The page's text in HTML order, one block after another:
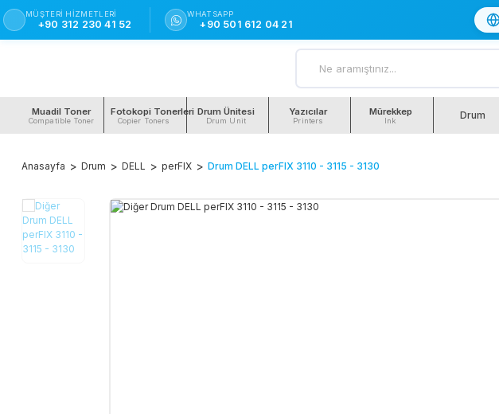
MÜŞTERI HIZMETLERI
+90 312 230 41 52
WHATSAPP
+90 501 612 04 21
Muadil Toner
Compatible Toner
Fotokopi Tonerleri
Copier Toners
Drum Ünitesi
Drum Unit
Yazıcılar
Printers
Mürekkep
Ink Drum
Anasayfa Drum DELL perFIX Drum DELL perFIX 3110 - 3115 - 3130